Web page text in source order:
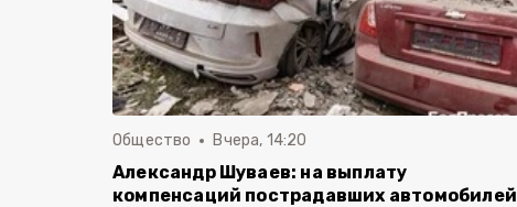
Общество Вчера, 14:20
Александр Шуваев: на выплату
компенсаций пострадавших автомобилей